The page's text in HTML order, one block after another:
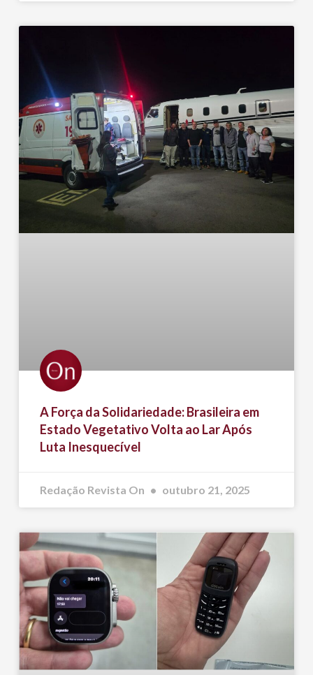
A Força da Solidariedade: Brasileira em
Estado Vegetativo Volta ao Lar Após
Luta Inesquecível
Redação Revista On outubro 21, 2025